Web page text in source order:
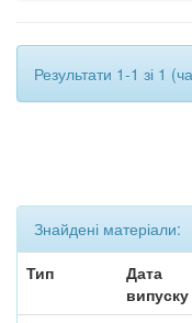
Результати 1-1 зі 1
Знайдені матеріали:
Тип
Дата
випуску